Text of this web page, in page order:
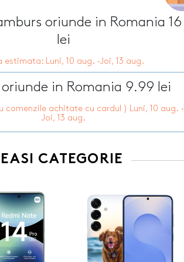
personalizate
lumanări
Tocatoare personalizate
Tablouri canvas
Tablouri motivationale
oriunde in Romania 16
lei
estimata: Luni, 10 aug. -Joi, 13 aug.
oriunde in Romania 9.99 lei
comenzile achitate cu cardul ) Luni, 10 aug. -
Joi, 13 aug.
CATEGORIE